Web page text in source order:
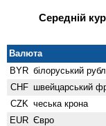
Середній
Валюта
BYR білоруський
CHF швейцарський
CZK чеська крона
EUR Євро